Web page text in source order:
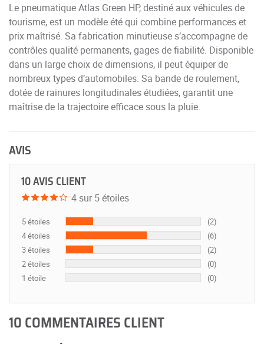
Le pneumatique Atlas Green HP, destiné aux véhicules de
tourisme, est un modèle été qui combine performances et
prix maîtrisé. Sa fabrication minutieuse s’accompagne de
contrôles qualité permanents, gages de fiabilité. Disponible
dans un large choix de dimensions, il peut équiper de
nombreux types d’automobiles. Sa bande de roulement,
dotée de rainures longitudinales étudiées, garantit une
maîtrise de la trajectoire efficace sous la pluie.
AVIS
10 AVIS CLIENT
4 sur 5 étoiles
5 étoiles
(2)
4 étoiles
(6)
3 étoiles
(2)
2 étoiles
(0)
1 étoile
(0)
10 COMMENTAIRES CLIENT